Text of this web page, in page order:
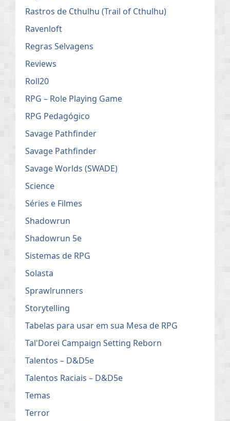
Rastros de Cthulhu (Trail of Cthulhu)
Ravenloft
Regras Selvagens
Reviews
Roll20
RPG – Role Playing Game
RPG Pedagógico
Savage Pathfinder
Savage Pathfinder
Savage Worlds (SWADE)
Science
Séries e Filmes
Shadowrun
Shadowrun 5e
Sistemas de RPG
Solasta
Sprawlrunners
Storytelling
Tabelas para usar em sua Mesa de RPG
Tal'Dorei Campaign Setting Reborn
Talentos – D&D5e
Talentos Raciais – D&D5e
Temas
Terror